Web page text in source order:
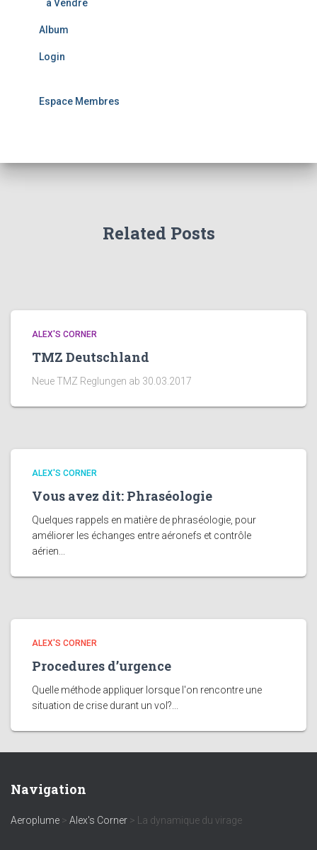
à Vendre
Album
Login
Espace Membres
Related Posts
ALEX'S CORNER
TMZ Deutschland
Neue TMZ Reglungen ab 30.03.2017
ALEX'S CORNER
Vous avez dit: Phraséologie
Quelques rappels en matière de phraséologie, pour
améliorer les échanges entre aéronefs et contrôle
aérien...
ALEX'S CORNER
Procedures d’urgence
Quelle méthode appliquer lorsque l'on rencontre une
situation de crise durant un vol?...
Navigation
Aeroplume > Alex's Corner > La dynamique du virage